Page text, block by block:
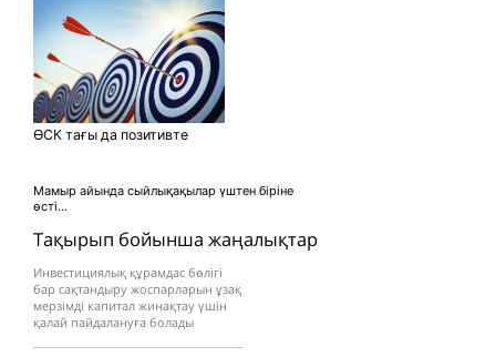
Тақырып бойынша жаңалықтар
Инвестициялық құрамдас бөлігі
бар сақтандыру жоспарларын ұзақ
мерзімді капитал жинақтау үшін
қалай пайдалануға болады
ӨСК тағы да позитивте
Мамыр айында сыйлықақылар үштен біріне
өсті...